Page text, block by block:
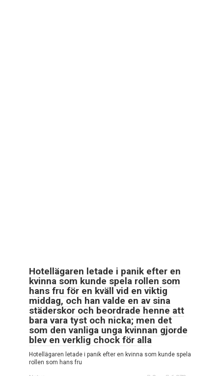
Hotellägaren letade i panik efter en
kvinna som kunde spela rollen som
hans fru för en kväll vid en viktig
middag, och han valde en av sina
städerskor och beordrade henne att
bara vara tyst och nicka; men det
som den vanliga unga kvinnan gjorde
blev en verklig chock för alla
Hotellägaren letade i panik efter en kvinna som kunde spela
rollen som hans fru